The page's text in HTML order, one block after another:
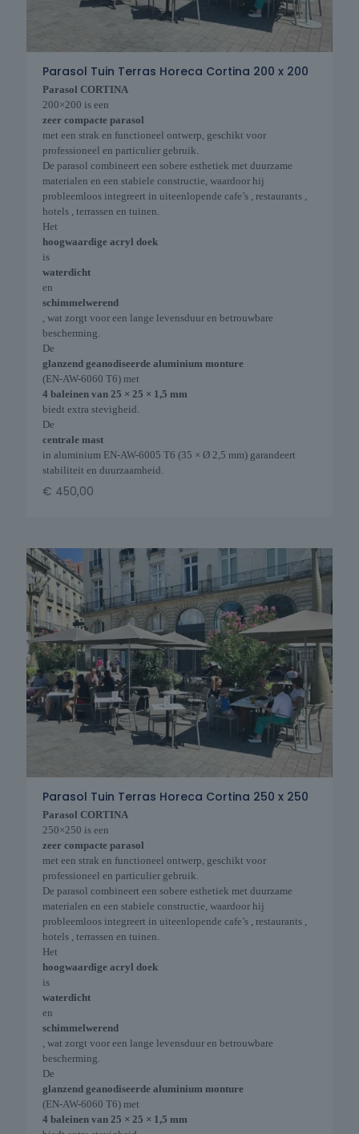
Parasol Tuin Terras Horeca Cortina 200 x 200
Parasol CORTINA
200×200 is een
zeer compacte parasol
met een strak en functioneel ontwerp, geschikt voor
professioneel en particulier gebruik.
De parasol combineert een sobere esthetiek met duurzame
materialen en een stabiele constructie, waardoor hij
probleemloos integreert in uiteenlopende cafe’s , restaurants ,
hotels , terrassen en tuinen.
Het
hoogwaardige acryl doek
is
waterdicht
en
schimmelwerend
, wat zorgt voor een lange levensduur en betrouwbare
bescherming.
De
glanzend geanodiseerde aluminium monture
(EN-AW-6060 T6) met
4 baleinen van 25 × 25 × 1,5 mm
biedt extra stevigheid.
De
centrale mast
in aluminium EN-AW-6005 T6 (35 × Ø 2,5 mm) garandeert
stabiliteit en duurzaamheid.
€ 450,00
Parasol Tuin Terras Horeca Cortina 250 x 250
Parasol CORTINA
250×250 is een
zeer compacte parasol
met een strak en functioneel ontwerp, geschikt voor
professioneel en particulier gebruik.
De parasol combineert een sobere esthetiek met duurzame
materialen en een stabiele constructie, waardoor hij
probleemloos integreert in uiteenlopende cafe’s , restaurants ,
hotels , terrassen en tuinen.
Het
hoogwaardige acryl doek
is
waterdicht
en
schimmelwerend
, wat zorgt voor een lange levensduur en betrouwbare
bescherming.
De
glanzend geanodiseerde aluminium monture
(EN-AW-6060 T6) met
4 baleinen van 25 × 25 × 1,5 mm